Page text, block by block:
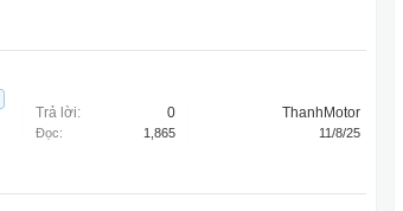
Trả lời: 0
Đọc: 1,865
ThanhMotor
11/8/25